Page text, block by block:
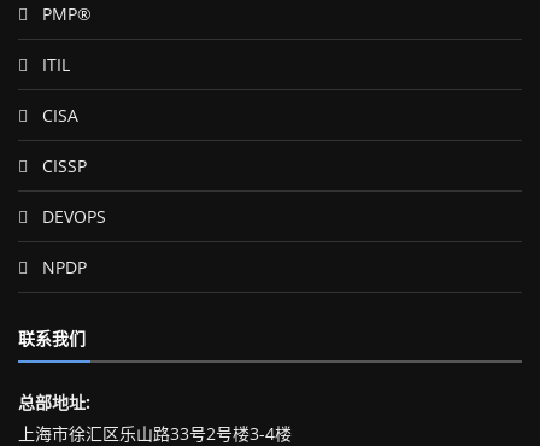
PMP®
ITIL
CISA
CISSP
DEVOPS
NPDP
联系我们
总部地址:
上海市徐汇区乐山路33号2号楼3-4楼